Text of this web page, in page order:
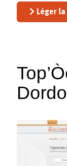
Léger la